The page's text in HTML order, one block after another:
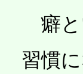
癖と
習慣